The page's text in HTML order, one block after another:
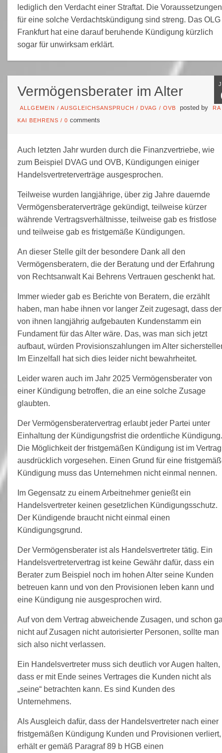
lediglich den Verdacht einer Straftat. Die Voraussetzungen
für eine solche Verdachtskündigung sind streng. Das OLG
Frankfurt hat eine darauf beruhende Kündigung kürzlich
sogar für unwirksam erklärt.
Vermögensberater im Alter
ALLGEMEIN / AUSGLEICHSANSPRUCH / DVAG / OVB posted by RA
KAI BEHRENS / 0 comments
Auch letzten Jahr wurden durch die Finanzvertriebe, wie
zum Beispiel DVAG und OVB, Kündigungen einiger
Handelsvertreterverträge ausgesprochen.
Teilweise wurden langjährige, über zig Jahre dauernde
Vermögensberaterverträge gekündigt, teilweise kürzer
währende Vertragsverhältnisse, teilweise gab es fristlose
und teilweise gab es fristgemäße Kündigungen.
An dieser Stelle gilt der besondere Dank all den
Vermögensberatern, die der Beratung und der Erfahrung
von Rechtsanwalt Kai Behrens Vertrauen geschenkt hat.
Immer wieder gab es Berichte von Beratern, die erzählt
haben, man habe ihnen vor langer Zeit zugesagt, dass der
von ihnen langjährig aufgebauten Kundenstamm ein
Fundament für das Alter wäre. Das, was man sich jetzt
aufbaut, würden Provisionszahlungen im Alter
Im Einzelfall hat sich dies leider nicht bewahrheitet.
Leider waren auch im Jahr 2025 Vermögensberater von
einer Kündigung betroffen, die an eine solche Zusage
glaubten.
Der Vermögensberatervertrag erlaubt jeder Partei unter
Einhaltung der Kündigungsfrist die ordentliche Kündigung.
Die Möglichkeit der fristgemäßen Kündigung ist im Vertrag
ausdrücklich vorgesehen. Einen Grund für eine
Kündigung muss das Unternehmen nicht einmal nennen.
Im Gegensatz zu einem Arbeitnehmer genießt ein
Handelsvertreter keinen gesetzlichen Kündigungsschutz.
Der Kündigende braucht nicht einmal einen
Kündigungsgrund.
Der Vermögensberater ist als Handelsvertreter tätig. Ein
Handelsvertretervertrag ist keine Gewähr dafür, dass ein
Berater zum Beispiel noch im hohen Alter seine Kunden
betreuen kann und von den Provisionen leben kann und
eine Kündigung nie ausgesprochen wird.
Auf von dem Vertrag abweichende Zusagen, und schon
nicht auf Zusagen nicht autorisierter Personen, sollte man
sich also nicht verlassen.
Ein Handelsvertreter muss sich deutlich vor Augen halten,
dass er mit Ende seines Vertrages die Kunden nicht als
„seine“ betrachten kann. Es sind Kunden des
Unternehmens.
Als Ausgleich dafür, dass der Handelsvertreter nach einer
fristgemäßen Kündigung Kunden und Provisionen verliert,
erhält er gemäß Paragraf 89 b HGB einen